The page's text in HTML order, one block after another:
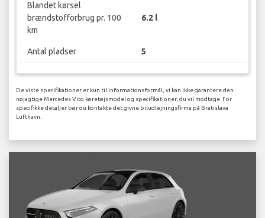
Blandet kørsel
brændstofforbrug pr. 100
km
6.2 l
Antal pladser 5
De viste specifikationer er kun til informationsformål, vi kan ikke garantere den
nøjagtige Mercedes Vito køretøjsmodel og specifikationer, du vil modtage. For
specifikke detaljer bør du kontakte det givne biludlejningsfirma på Bratislava
Lufthavn.